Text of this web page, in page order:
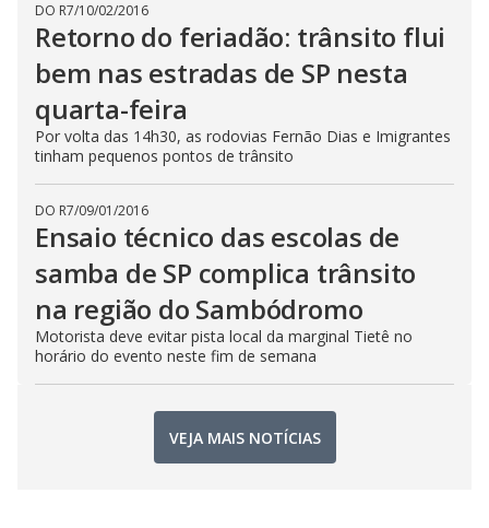
DO R7/10/02/2016
Retorno do feriadão: trânsito flui
bem nas estradas de SP nesta
quarta-feira
Por volta das 14h30, as rodovias Fernão Dias e Imigrantes
tinham pequenos pontos de trânsito
DO R7/09/01/2016
Ensaio técnico das escolas de
samba de SP complica trânsito
na região do Sambódromo
Motorista deve evitar pista local da marginal Tietê no
horário do evento neste fim de semana
VEJA MAIS NOTÍCIAS